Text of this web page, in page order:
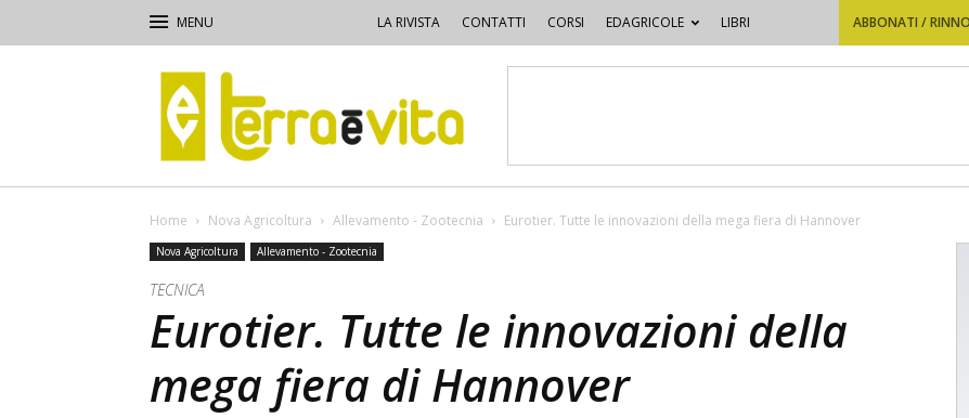
LA RIVISTA CONTATTI CORSI EDAGRICOLE LIBRI ABBONATI /
Terra
e
Vita
Home Nova Agricoltura Allevamento - Zootecnia Eurotier. Tutte le innovazioni della mega fiera di Hannover
Nova Agricoltura Allevamento - Zootecnia
TECNICA
Eurotier. Tutte le innovazioni della
mega fiera di Hannover